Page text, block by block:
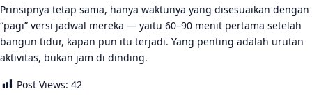
Prinsipnya tetap sama, hanya waktunya yang disesuaikan dengan
“pagi” versi jadwal mereka — yaitu 60–90 menit pertama setelah
bangun tidur, kapan pun itu terjadi. Yang penting adalah urutan
aktivitas, bukan jam di dinding.
Post Views: 42